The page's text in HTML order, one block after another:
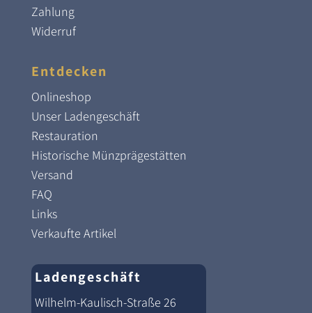
Zahlung
Widerruf
Entdecken
Onlineshop
Unser Ladengeschäft
Restauration
Historische Münzprägestätten
Versand
FAQ
Links
Verkaufte Artikel
Ladengeschäft
Wilhelm-Kaulisch-Straße 26